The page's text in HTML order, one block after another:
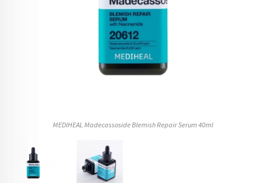
MEDIHEAL Madecassoside Blemish Repair Serum 40ml